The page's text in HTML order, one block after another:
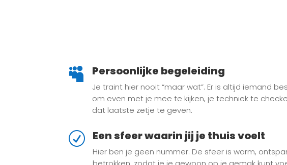
 Persoonlijke begeleiding
Je traint hier nooit “maar wat”. Er is altijd iemand
om even met je mee te kijken, je techniek te
dat laatste zetje te geven.
R Een sfeer waarin jij je thuis voelt
Hier ben je geen nummer. De sfeer is warm,